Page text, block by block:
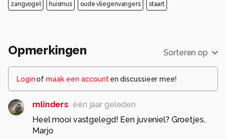
zangvogel huismus oude vliegenvangers staart
Opmerkingen Sorteren op
Loginof maak een account en discussieer mee!
mlinders één jaar geleden
Heel mooi vastgelegd! Een juveniel? Groetjes,
Marjo